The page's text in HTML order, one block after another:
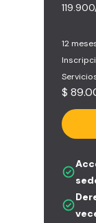
12
$